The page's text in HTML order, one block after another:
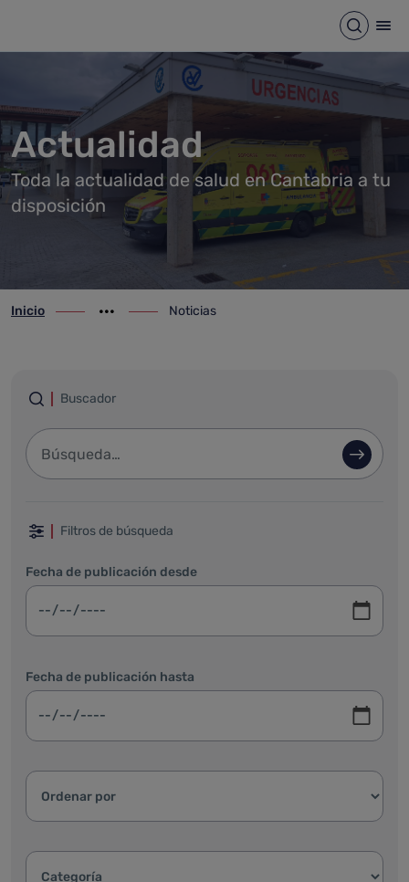
Abrir
Actualidad
Toda la actualidad de salud en Cantabria a tu
disposición
ir-a inicio
Inicio
Mostrar opciones del camino de migas
ir-a Noticias
Noticias
Filtrar por palabras
Buscador
Barra de búsqueda
Filtrar por fechas, categoría y ordenar
Filtros de búsqueda
Fecha de publicación desde
Fecha de publicación hasta
Ordenar resultados:
Categoría de la noticia: